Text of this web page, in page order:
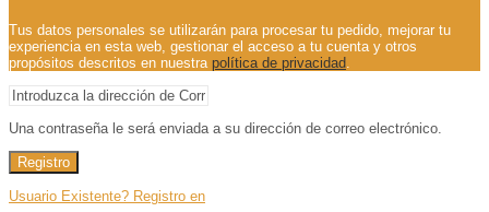
Tus datos personales se utilizarán para procesar tu pedido, mejorar tu
experiencia en esta web, gestionar el acceso a tu cuenta y otros
propósitos descritos en nuestra política de privacidad
Una contraseña le será enviada a su dirección de correo electrónico.
Registro
Usuario Existente? Registro en